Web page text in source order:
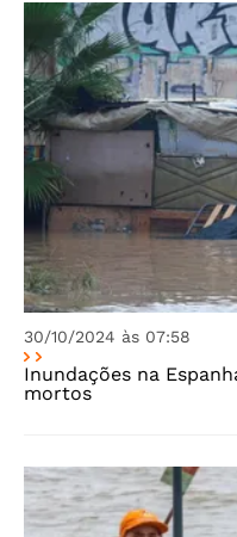
30/10/2024 às 07:58
Inundações na
mortos